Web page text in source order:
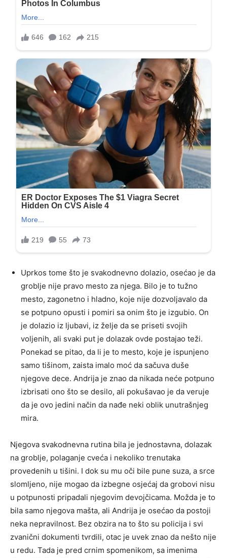
Uprkos tome što je svakodnevno dolazio, osećao je da
groblje nije pravo mesto za njega. Bilo je to tužno
mesto, zagonetno i hladno, koje nije dozvoljavalo da
se potpuno opusti i pomiri sa onim što je izgubio. On
je dolazio iz ljubavi, iz želje da se priseti svojih
voljenih, ali svaki put je dolazak ovde postajao teži.
Ponekad se pitao, da li je to mesto, koje je ispunjeno
samo tišinom, zaista imalo moć da sačuva duše
njegove dece. Andrija je znao da nikada neće potpuno
izbrisati ono što se desilo, ali pokušavao je da veruje
da je ovo jedini način da nađe neki oblik unutrašnjeg
mira.
Njegova svakodnevna rutina bila je jednostavna, dolazak
na groblje, polaganje cveća i nekoliko trenutaka
provedenih u tišini. I dok su mu oči bile pune suza, a srce
slomljeno, nije mogao da izbegne osjećaj da grobovi nisu
u potpunosti pripadali njegovim devojčicama. Možda je to
bila samo njegova mašta, ali Andrija je osećao da postoji
neka nepravilnost. Bez obzira na to što su policija i svi
zvanični dokumenti tvrdili, otac je uvek znao da nešto nije
u redu. Tada je pred crnim spomenikom, sa imenima